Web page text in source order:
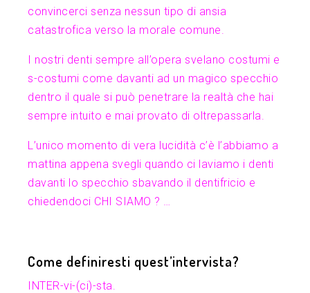
convincerci senza nessun tipo di ansia
catastrofica verso la morale comune.
I nostri denti sempre all’opera svelano costumi e
s-costumi come davanti ad un magico specchio
dentro il quale si può penetrare la realtà che hai
sempre intuito e mai provato di oltrepassarla.
L’unico momento di vera lucidità c’è l’abbiamo a
mattina appena svegli quando ci laviamo i denti
davanti lo specchio sbavando il dentifricio e
chiedendoci CHI SIAMO ? …
Come definiresti quest’intervista?
INTER-vi-(ci)-sta.